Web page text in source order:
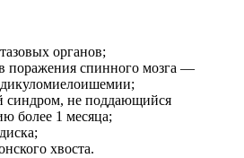
органов;
поражения спинного моз­га —
синдром, не поддающийся
более 1 месяца;
хвоста.